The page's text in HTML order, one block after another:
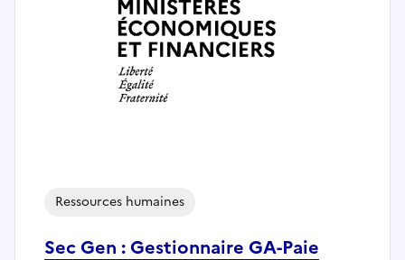
Sec Gen : Gestionnaire GA-Paie
Ressources humaines